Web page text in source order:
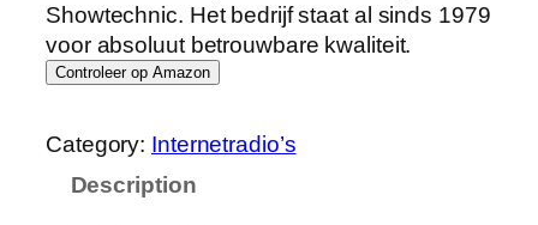
Showtechnic. Het bedrijf staat al sinds 1979
voor absoluut betrouwbare kwaliteit.
Controleer op Amazon
Category: Internetradio’s
Description